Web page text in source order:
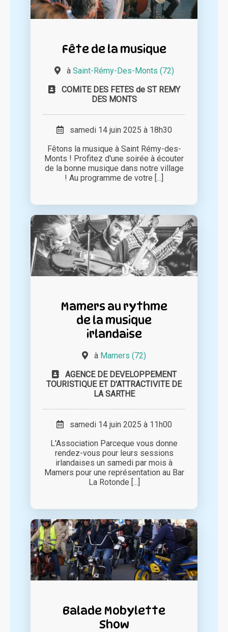
Fête de la musique
à Saint-Rémy-Des-Monts (72)
COMITE DES FETES de ST REMY
DES MONTS
samedi 14 juin 2025 à 18h30
Fêtons la musique à Saint Rémy-des-
Monts ! Profitez d'une soirée à écouter
de la bonne musique dans notre village
! Au programme de votre [...]
Mamers au rythme
de la musique
irlandaise
à Mamers (72)
AGENCE DE DEVELOPPEMENT
TOURISTIQUE ET D'ATTRACTIVITE DE
LA SARTHE
samedi 14 juin 2025 à 11h00
L'Association Parceque vous donne
rendez-vous pour leurs sessions
irlandaises un samedi par mois à
Mamers pour une représentation au Bar
La Rotonde [...]
Balade Mobylette
Show